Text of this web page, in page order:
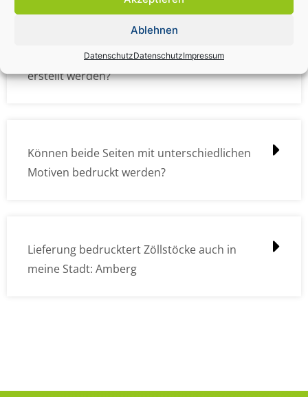
Ablehnen
DatenschutzDatenschutzImpressum
Wie müssen die Druckdateien angelegt /
erstellt werden?
Können beide Seiten mit unterschiedlichen
Motiven bedruckt werden?
Lieferung bedrucktert Zöllstöcke auch in
meine Stadt: Amberg